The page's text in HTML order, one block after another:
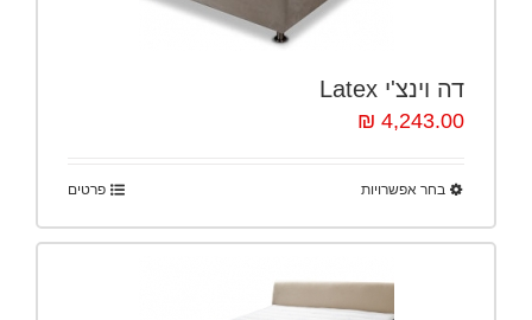
דה וינצ'י Latex
4,243.00 ₪
בחר אפשרויות פרטים